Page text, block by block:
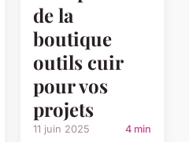
de la
boutique
outils cuir
pour vos
projets
11 juin 2025 4 min